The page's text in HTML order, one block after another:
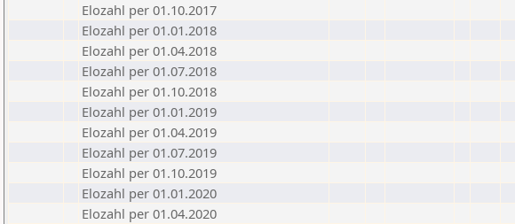
Elozahl per 01.10.2017
Elozahl per 01.01.2018
Elozahl per 01.04.2018
Elozahl per 01.07.2018
Elozahl per 01.10.2018
Elozahl per 01.01.2019
Elozahl per 01.04.2019
Elozahl per 01.07.2019
Elozahl per 01.10.2019
Elozahl per 01.01.2020
Elozahl per 01.04.2020